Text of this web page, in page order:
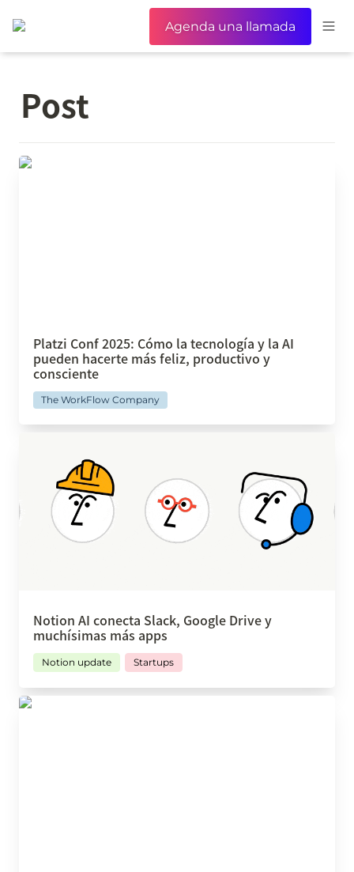
Agenda una llamada
Post
Platzi Conf 2025: Cómo la tecnología y la AI
Platzi Conf 2025: Cómo la tecnología y la AI
pueden hacerte más feliz, productivo y
consciente
The WorkFlow Company
Notion AI conecta Slack, Google Drive y
muchísimas más apps
Notion update Startups
Notion vs Clickup: ¿cuál es la herramienta ideal